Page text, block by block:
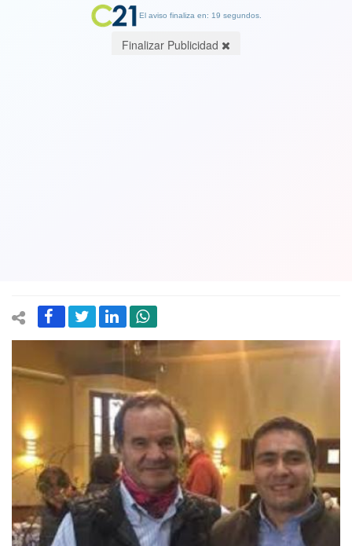
El aviso finaliza en: 19 segundos.
Finalizar Publicidad